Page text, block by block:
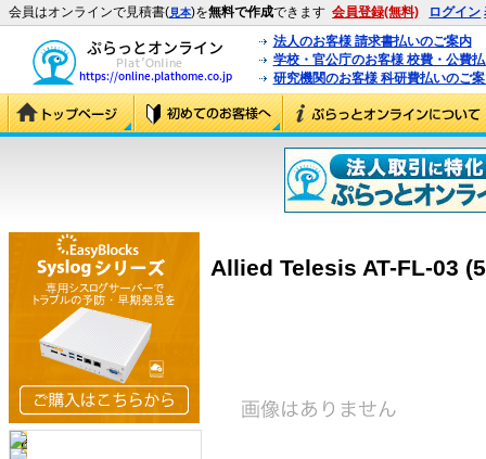
会員はオンラインで見積書(見本)を無料で作成できます 会員登録(無料) ログイン
法人のお客様 請求書払いのご案内
学校・官公庁のお客様 校費・公費
研究機関のお客様 科研費払いのご
Allied Telesis AT-FL-03